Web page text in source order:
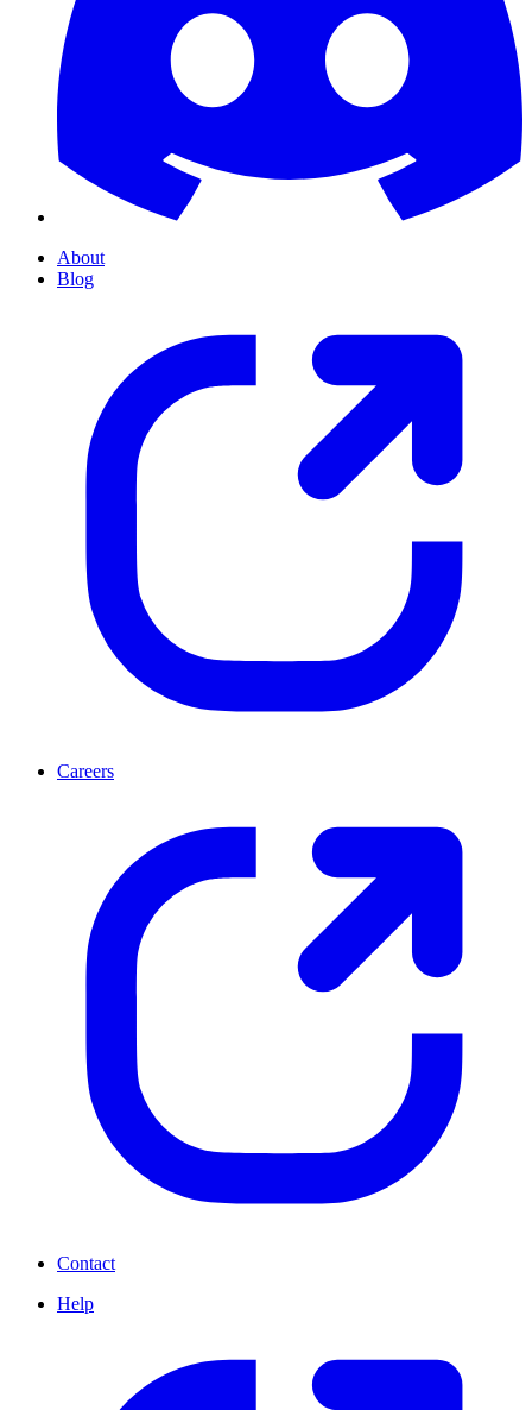
About
Blog
Careers
Contact
Help